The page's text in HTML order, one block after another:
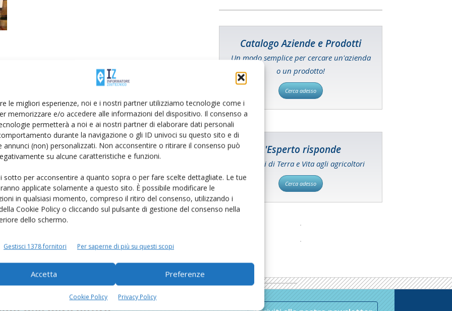
le migliori esperienze, noi e i nostri partner utilizziamo tecnologie come i
memorizzare e/o accedere alle informazioni del dispositivo. Il consenso a
permetterà a noi e ai nostri partner di elaborare dati personali
durante la navigazione o gli ID univoci su questo sito e di
annunci (non) personalizzati. Non acconsentire o ritirare il consenso può
su alcune caratteristiche e funzioni.
sotto per acconsentire a quanto sopra o per fare scelte dettagliate. Le tue
applicate solamente a questo sito. È possibile modificare le
in qualsiasi momento, compreso il ritiro del consenso, utilizzando i
Cookie Policy o cliccando sul pulsante di gestione del consenso nella
dello schermo.
Gestisci 1378 fornitori Per saperne di più su questi scopi
Accetta Preferenze
Cookie Policy Privacy Policy
Catalogo Aziende e Prodotti
Un modo semplice per cercare un'azienda
o un prodotto!
Cerca adesso
L'Esperto risponde
I consigli di Terra e Vita agli agricoltori
Cerca adesso